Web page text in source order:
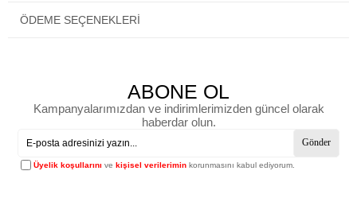
ÖDEME SEÇENEKLERI
ABONE OL
Kampanyalarımızdan ve indirimlerimizden güncel olarak
haberdar olun.
Gönder
Üyelik koşullarını vekişisel verilerimin korunmasını kabul ediyorum.